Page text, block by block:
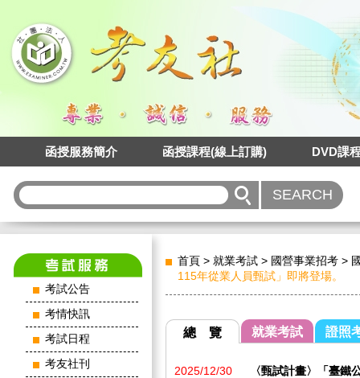
函授服務簡介 函授課程(線上訂購) DVD課
考試公告
考情快訊
考試日程
考友社刊
首頁 > 就業考試 > 國營事業招考 >
115年從業人員甄試」即將登場。
總 覽 就業考試 證照
2025/12/30 〈甄試計畫〉「臺鐵